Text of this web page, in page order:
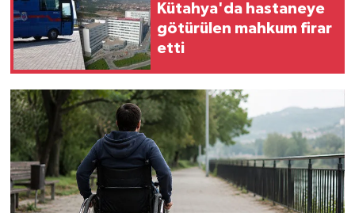
Kütahya'da hastaneye
götürülen mahkum firar
etti
Şaphane
Simav
Siyaset
Spor
Tavşanlı